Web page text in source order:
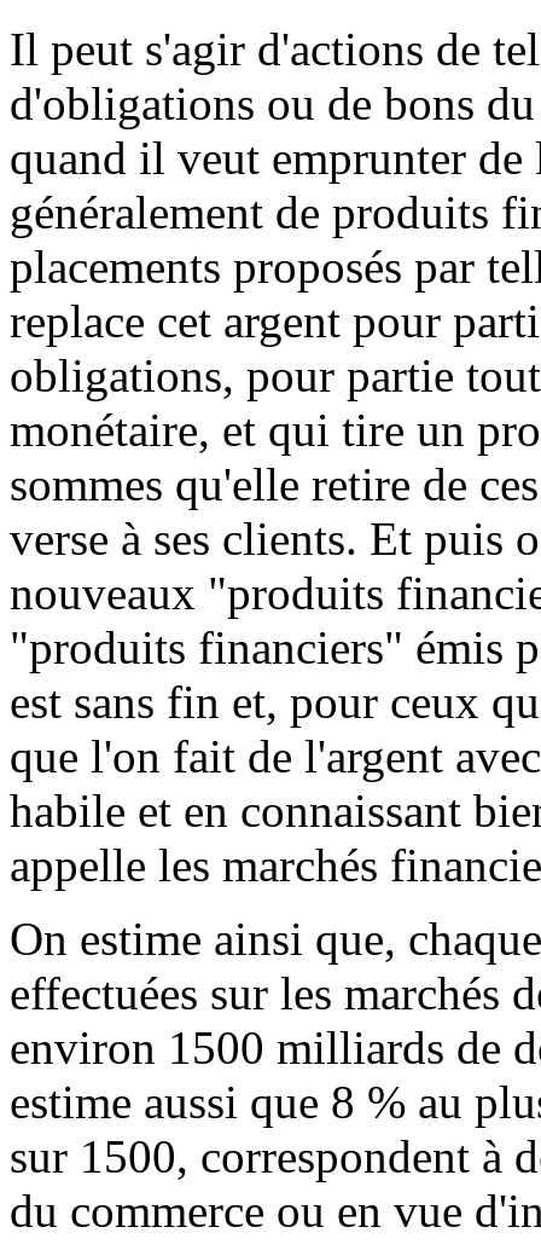
Il peut s'agir d'actions de
d'obligations ou de bons
quand il veut emprunter
généralement de produits
placements proposés par
replace cet argent pour
obligations, pour partie
monétaire, et qui tire un
sommes qu'elle retire de
verse à ses clients. Et puis
nouveaux "produits
"produits financiers" émis
est sans fin et, pour ceux
que l'on fait de l'argent
habile et en connaissant
appelle les marchés
On estime ainsi que,
effectuées sur les marchés
environ 1500 milliards de
estime aussi que 8 % au
sur 1500, correspondent à
du commerce ou en vue